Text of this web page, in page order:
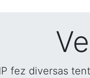
fez diversas